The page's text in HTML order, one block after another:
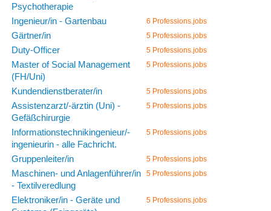
Psychotherapie
Ingenieur/in - Gartenbau 6 Professions.jobs
Gärtner/in 5 Professions.jobs
Duty-Officer 5 Professions.jobs
Master of Social Management
(FH/Uni)
5 Professions.jobs
Kundendienstberater/in 5 Professions.jobs
Assistenzarzt/-ärztin (Uni) -
Gefäßchirurgie
5 Professions.jobs
Informationstechnikingenieur/-
ingenieurin - alle Fachricht.
5 Professions.jobs
Gruppenleiter/in 5 Professions.jobs
Maschinen- und Anlagenführer/in
- Textilveredlung
5 Professions.jobs
Elektroniker/in - Geräte und
5 Professions.jobs